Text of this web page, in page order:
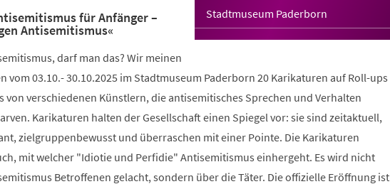
Stadtmuseum Paderborn
für Anfänger –
Antisemitismus«
darf man das? Wir meinen
vom 03.10.- 30.10.2025 im Stadtmuseum Paderborn 20 Karikaturen auf Roll-ups
von verschiedenen Künstlern, die antisemitisches Sprechen und Verhalten
Karikaturen halten der Gesellschaft einen Spiegel vor: sie sind zeitaktuell,
zielgruppenbewusst und überraschen mit einer Pointe. Die Karikaturen
mit welcher "Idiotie und Perfidie" Antisemitismus einhergeht. Es wird nicht
Betroffenen gelacht, sondern über die Täter. Die offizielle Eröffnung ist